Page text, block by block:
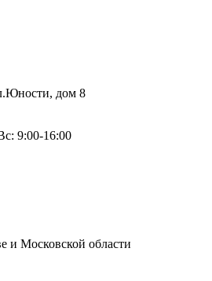
дом 8
9:00-16:00
и Московской области